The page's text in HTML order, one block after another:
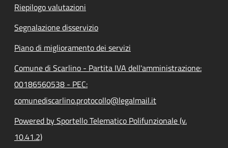
Riepilogo valutazioni
Segnalazione disservizio
Piano di miglioramento dei servizi
Comune di Scarlino - Partita IVA dell'amministrazione:
00186560538 - PEC:
comunediscarlino.protocollo@legalmail.it
Powered by Sportello Telematico Polifunzionale (v.
10.41.2)